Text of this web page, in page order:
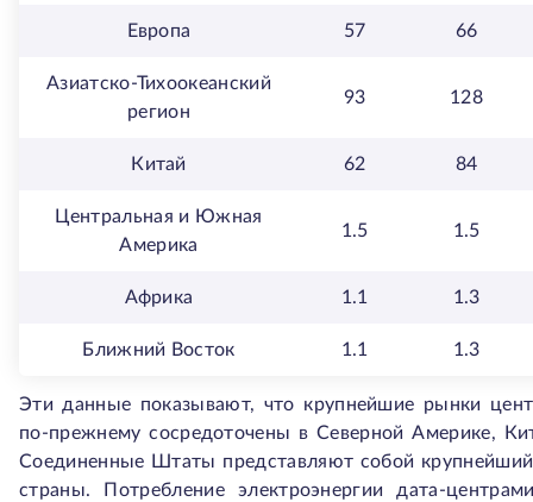
Европа 57 66
Азиатско-Тихоокеанский
регион
93 128
Китай 62 84
Центральная и Южная
Америка
1.5 1.5
Африка 1.1 1.3
Ближний Восток 1.1 1.3
Эти данные показывают, что крупнейшие рынки
по-прежнему сосредоточены в Северной Америке,
Соединенные Штаты представляют собой
страны. Потребление электроэнергии дата-